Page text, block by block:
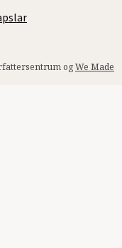
ogWe Made